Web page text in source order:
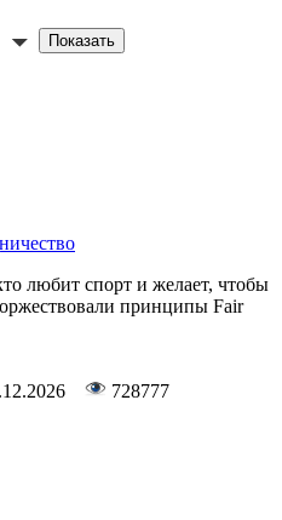
Показать
любит спорт и желает, чтобы
принципы Fair
728777